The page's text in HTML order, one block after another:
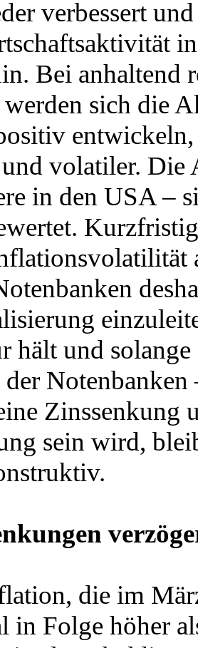
verbessert
Bei anhaltend
sich die
volatiler. Die
in den USA –
hält und solange
Notenbanken
Zinssenkung
sein wird,
die im
in Folge höher